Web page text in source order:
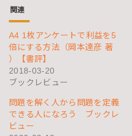
関連
A4 1枚アンケートで利益を5
倍にする方法（岡本達彦 著
）【書評】
2018-03-20
ブックレビュー
問題を解く人から問題を定義
できる人になろう ブックレ
ビュー